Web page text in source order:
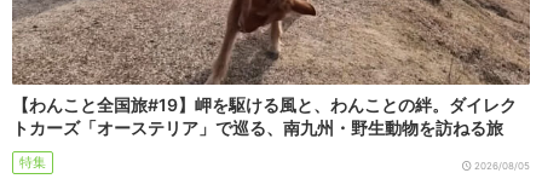
【わんこと全国旅#19】岬を駆ける風と、わんことの絆。ダイレク
トカーズ「オーステリア」で巡る、南九州・野生動物を訪ねる旅
特集 2026/08/05